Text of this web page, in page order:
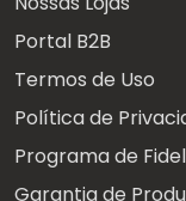
Portal B2B
Termos de Uso
Política de
Programa de
Garantia de